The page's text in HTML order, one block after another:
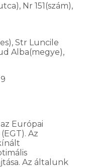
Nr 151(szám),
Str Luncile
Alba(megye),
Európai
Az
Az általunk